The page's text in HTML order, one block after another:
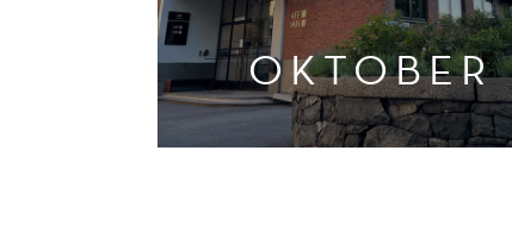
OKTOBER